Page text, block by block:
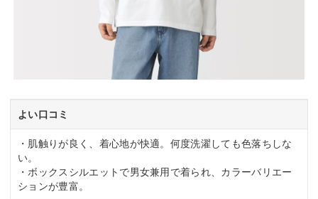
よい口コミ
・肌触りが良く、着心地が快適。何度洗濯しても色落ちしな
い。
・ボックスシルエットで男女兼用で着られ、カラーバリエー
ションが豊富。